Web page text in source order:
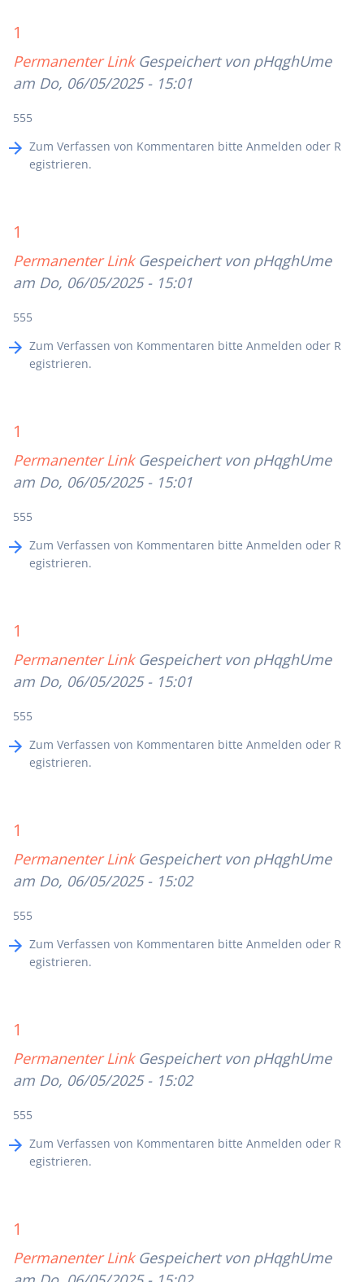
1
Permanenter Link Gespeichert von pHqghUme
am Do, 06/05/2025 - 15:01
555
Zum Verfassen von Kommentaren bitte Anmelden oder R
egistrieren.
1
Permanenter Link Gespeichert von pHqghUme
am Do, 06/05/2025 - 15:01
555
Zum Verfassen von Kommentaren bitte Anmelden oder R
egistrieren.
1
Permanenter Link Gespeichert von pHqghUme
am Do, 06/05/2025 - 15:01
555
Zum Verfassen von Kommentaren bitte Anmelden oder R
egistrieren.
1
Permanenter Link Gespeichert von pHqghUme
am Do, 06/05/2025 - 15:01
555
Zum Verfassen von Kommentaren bitte Anmelden oder R
egistrieren.
1
Permanenter Link Gespeichert von pHqghUme
am Do, 06/05/2025 - 15:02
555
Zum Verfassen von Kommentaren bitte Anmelden oder R
egistrieren.
1
Permanenter Link Gespeichert von pHqghUme
am Do, 06/05/2025 - 15:02
555
Zum Verfassen von Kommentaren bitte Anmelden oder R
egistrieren.
1
Permanenter Link Gespeichert von pHqghUme